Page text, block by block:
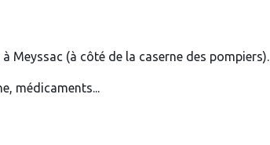
Meyssac (à côté de la caserne des pompiers).
médicaments...